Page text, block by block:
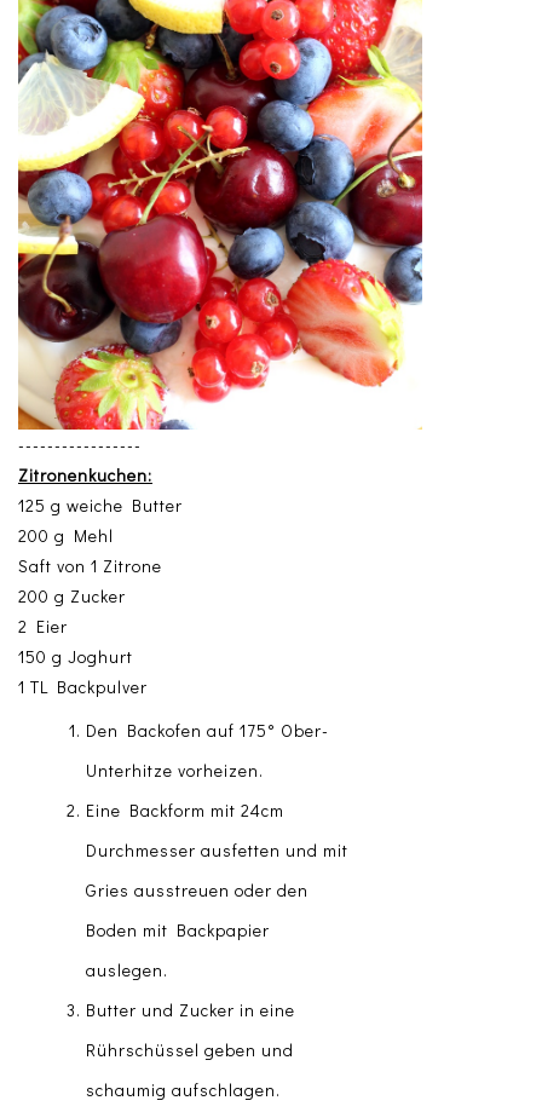
-----------------
Zitronenkuchen:
125 g weiche Butter
200 g Mehl
Saft von 1 Zitrone
200 g Zucker
2 Eier
150 g Joghurt
1 TL Backpulver
Den Backofen auf 175° Ober-
Unterhitze vorheizen.
Eine Backform mit 24cm
Durchmesser ausfetten und mit
Gries ausstreuen oder den
Boden mit Backpapier
auslegen.
Butter und Zucker in eine
Rührschüssel geben und
schaumig aufschlagen.